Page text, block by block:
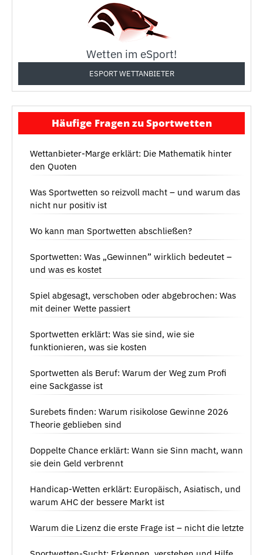
Wetten im eSport!
ESPORT WETTANBIETER
Häufige Fragen zu Sportwetten
Wettanbieter-Marge erklärt: Die Mathematik hinter
den Quoten
Was Sportwetten so reizvoll macht – und warum das
nicht nur positiv ist
Wo kann man Sportwetten abschließen?
Sportwetten: Was „Gewinnen” wirklich bedeutet –
und was es kostet
Spiel abgesagt, verschoben oder abgebrochen: Was
mit deiner Wette passiert
Sportwetten erklärt: Was sie sind, wie sie
funktionieren, was sie kosten
Sportwetten als Beruf: Warum der Weg zum Profi
eine Sackgasse ist
Surebets finden: Warum risikolose Gewinne 2026
Theorie geblieben sind
Doppelte Chance erklärt: Wann sie Sinn macht, wann
sie dein Geld verbrennt
Handicap-Wetten erklärt: Europäisch, Asiatisch, und
warum AHC der bessere Markt ist
Warum die Lizenz die erste Frage ist – nicht die letzte